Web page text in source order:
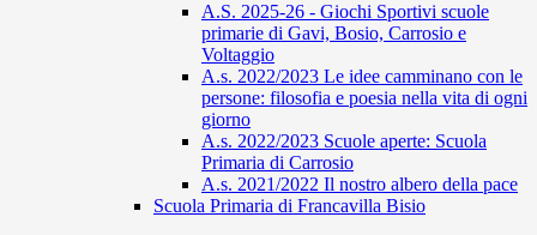
A.S. 2025-26 - Giochi Sportivi scuole
primarie di Gavi, Bosio, Carrosio e
Voltaggio
A.s. 2022/2023 Le idee camminano con le
persone: filosofia e poesia nella vita di ogni
giorno
A.s. 2022/2023 Scuole aperte: Scuola
Primaria di Carrosio
A.s. 2021/2022 Il nostro albero della pace
Scuola Primaria di Francavilla Bisio